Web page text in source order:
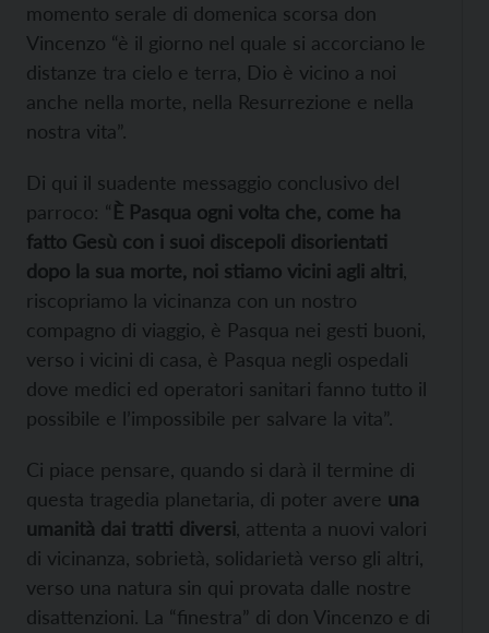
momento serale di domenica scorsa don
Vincenzo “è il giorno nel quale si accorciano le
distanze tra cielo e terra, Dio è vicino a noi
anche nella morte, nella Resurrezione e nella
nostra vita”.
Di qui il suadente messaggio conclusivo del
parroco: “È Pasqua ogni volta che, come ha
fatto Gesù con i suoi discepoli disorientati
dopo la sua morte, noi stiamo vicini agli altri
riscopriamo la vicinanza con un nostro
compagno di viaggio, è Pasqua nei gesti buoni,
verso i vicini di casa, è Pasqua negli ospedali
dove medici ed operatori sanitari fanno tutto il
possibile e l’impossibile per salvare la vita”.
Ci piace pensare, quando si darà il termine di
questa tragedia planetaria, di poter avere una
umanità dai tratti diversi , attenta a nuovi valori
di vicinanza, sobrietà, solidarietà verso gli altri,
verso una natura sin qui provata dalle nostre
disattenzioni. La “finestra” di don Vincenzo e di